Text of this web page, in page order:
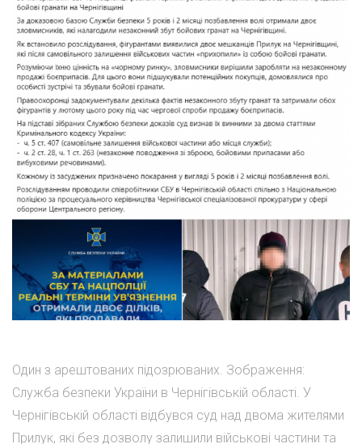
Один з арештованих підозрюваних. Зображення:
Служба безпеки України в Чернігівській області. У
Чернігівській області відбувся суд над двома жителями
Прилук, які без дозволу залишили військові частини та